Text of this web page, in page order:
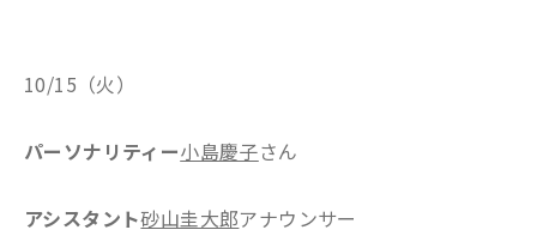
10/15（火）
パーソナリティー小島慶子さん
アシスタント砂山圭大郎アナウンサー